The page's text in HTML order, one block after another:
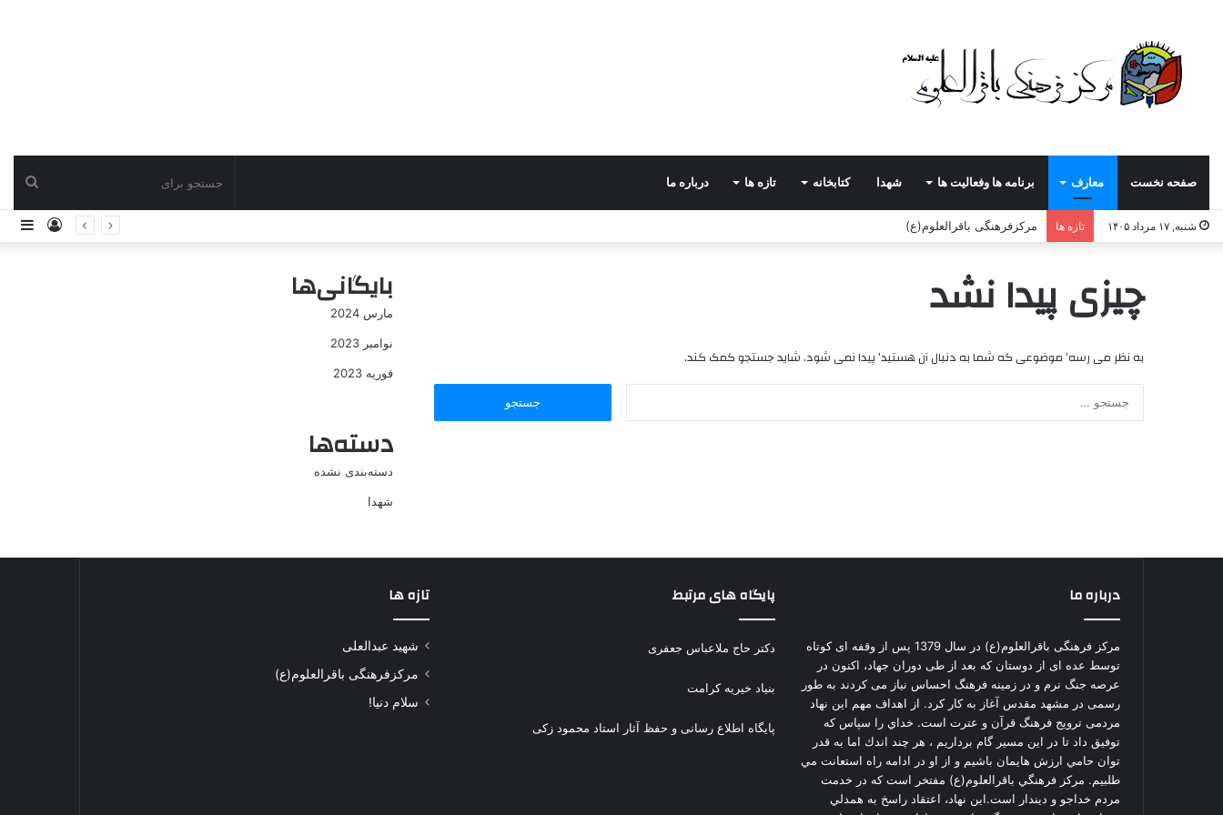
صفحه نخست معارف برنامه ها وفعالیت ها شهدا کتابخانه تازه ها درباره ما
برای
شنبه, ۱۷ مرداد ۱۴۰۵ تازه ها مرکزفرهنگی باقرالعلوم(ع) ورود
چیزی پیدا نشد
به نظر می رسه’ موضوعی که شما به دنبال آن هستید’ پیدا نمی شود. شاید جستجو کمک کند.
بایگانی‌ها
مارس 2024
نوامبر 2023
فوریه 2023
دسته‌ها
دسته‌بندی نشده
شهدا
درباره ما
مرکز فرهنگی باقرالعلوم(ع) در سال 1379 پس از وقفه ای کوتاه
توسط عده ای از دوستان که بعد از طی دوران جهاد، اکنون در
عرصه جنگ نرم و در زمینه فرهنگ احساس نیاز می کردند به طور
رسمی در مشهد مقدس آغاز به کار کرد. از اهداف مهم این نهاد
مردمی ترویج فرهنگ قرآن و عترت است. خداي را سپاس كه
توفيق داد تا در اين مسير گام برداريم ، هر چند اندك اما به قدر
توان حامي ارزش هايمان باشيم و از او در ادامه راه استعانت مي
طلبيم. مركز فرهنگي باقرالعلوم(ع) مفتخر است كه در خدمت
مردم خداجو و ديندار است.اين نهاد، اعتقاد راسخ به همدلي
پایگاه های مرتبط
دکتر حاج ملاعباس جعفری
بنیاد خیریه کرامت
پایگاه اطلاع رسانی و حفظ آثار استاد محمود زکی
تازه ها
شهید عبدالعلی
مرکزفرهنگی باقرالعلوم(ع)
سلام دنیا!